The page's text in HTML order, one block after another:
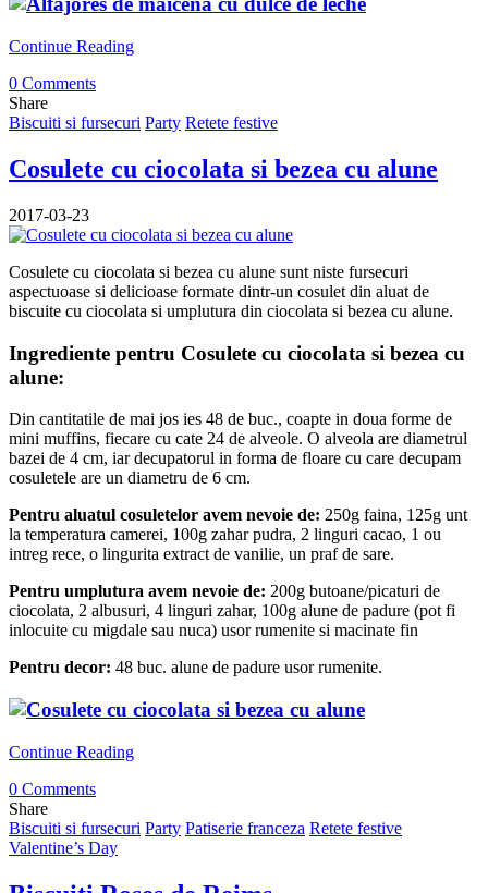
Continue Reading
0 Comments
Share
Biscuiti si fursecuri Party Retete festive
Cosulete cu ciocolata si bezea cu alune
2017-03-23
Cosulete cu ciocolata si bezea cu alune sunt niste fursecuri
aspectuoase si delicioase formate dintr-un cosulet din aluat de
biscuite cu ciocolata si umplutura din ciocolata si bezea cu alune.
Ingrediente pentru Cosulete cu ciocolata si bezea cu
alune:
Din cantitatile de mai jos ies 48 de buc., coapte in doua forme de
mini muffins, fiecare cu cate 24 de alveole. O alveola are diametrul
bazei de 4 cm, iar decupatorul in forma de floare cu care decupam
cosuletele are un diametru de 6 cm.
Pentru aluatul cosuletelor avem nevoie de: 250g faina, 125g unt
la temperatura camerei, 100g zahar pudra, 2 linguri cacao, 1 ou
intreg rece, o lingurita extract de vanilie, un praf de sare.
Pentru umplutura avem nevoie de: 200g butoane/picaturi de
ciocolata, 2 albusuri, 4 linguri zahar, 100g alune de padure (pot fi
inlocuite cu migdale sau nuca) usor rumenite si macinate fin
Pentru decor: 48 buc. alune de padure usor rumenite.
Continue Reading
0 Comments
Share
Biscuiti si fursecuri Party Patiserie franceza Retete festive
Valentine’s Day